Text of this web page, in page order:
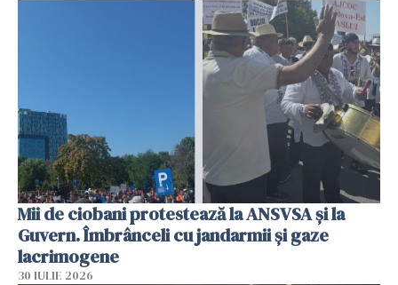
Mii de ciobani protestează la ANSVSA și la
Guvern. Îmbrânceli cu jandarmii și gaze
lacrimogene
30 IULIE 2026